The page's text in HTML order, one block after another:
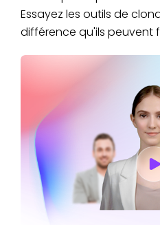
Essayez les outils de
différence qu'ils peuvent